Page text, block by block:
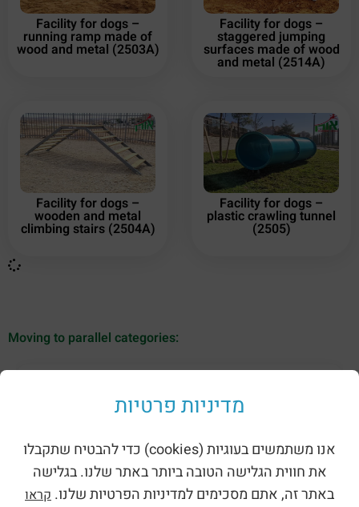
Facility for dogs –
running ramp made of
wood and metal (2503A)
Facility for dogs –
staggered jumping
surfaces made of wood
and metal (2514A)
Facility for dogs –
wooden and metal
climbing stairs (2504A)
Facility for dogs –
plastic crawling tunnel
(2505)
Moving to parallel categories:
מדיניות פרטיות
אנו משתמשים בעוגיות (cookies) כדי להבטיח שתקבלו
את חווית הגלישה הטובה ביותר באתר שלנו. בגלישה
באתר זה, אתם מסכימים למדיניות הפרטיות שלנו. קראו